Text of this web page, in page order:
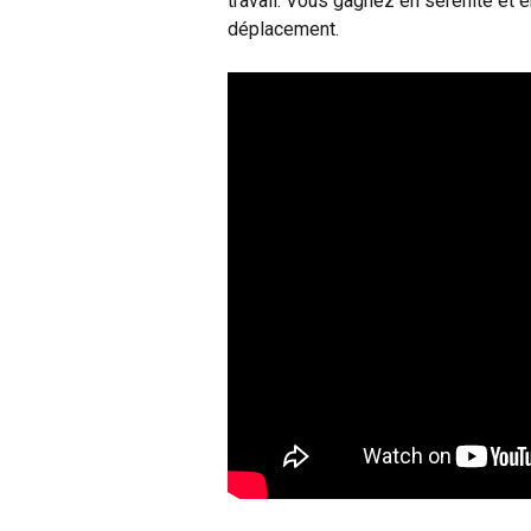
déplacement.